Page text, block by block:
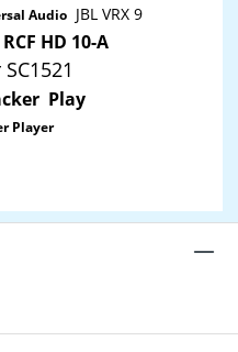
Audio JBL VRX 9
RCF HD 10-A
Play
Player